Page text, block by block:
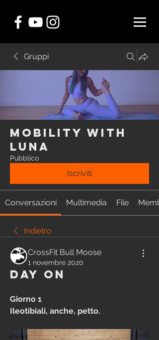
Gruppi
MOBILITY with
Luna
Pubblico
Iscriviti
Conversazioni Multimedia File
Indietro
CrossFit Bull Moose
1 novembre 2020
Day ON
Giorno 1
Ileotibiali, anche, petto.